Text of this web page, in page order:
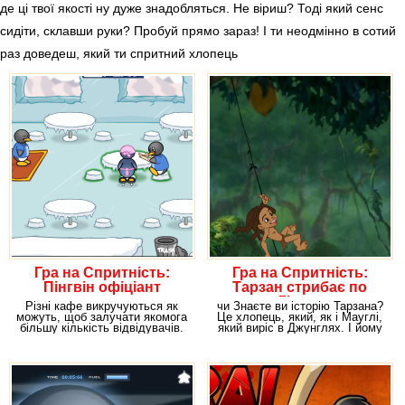
де ці твої якості ну дуже знадобляться. Не віриш? Тоді який сенс
сидіти, склавши руки? Пробуй прямо зараз! І ти неодмінно в сотий
раз доведеш, який ти спритний хлопець
Гра на Спритність:
Пінгвін офіціант
Різні кафе викручуються як
можуть, щоб залучати якомога
більшу кількість відвідувачів.
Гра на Спритність:
Тарзан стрибає по
Ліанах
чи Знаєте ви історію Тарзана?
Це хлопець, який, як і Мауглі,
який виріс в Джунглях. І йому